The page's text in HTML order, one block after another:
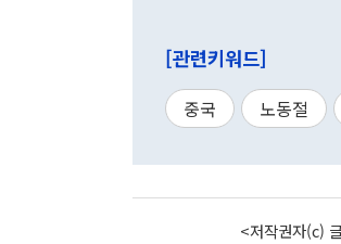
[관련키워드]
중국 노동절
<저작권자(c)